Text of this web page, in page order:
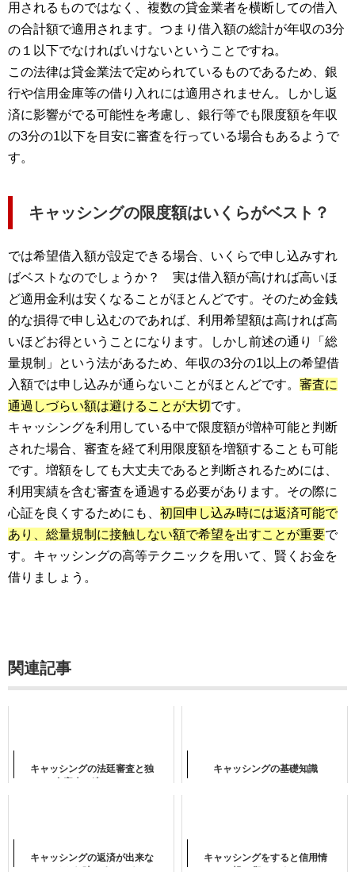
用されるものではなく、複数の貸金業者を横断しての借入
の合計額で適用されます。つまり借入額の総計が年収の3分
の１以下でなければいけないということですね。
この法律は貸金業法で定められているものであるため、銀
行や信用金庫等の借り入れには適用されません。しかし返
済に影響がでる可能性を考慮し、銀行等でも限度額を年収
の3分の1以下を目安に審査を行っている場合もあるようで
す。
キャッシングの限度額はいくらがベスト？
では希望借入額が設定できる場合、いくらで申し込みすれ
ばベストなのでしょうか？ 実は借入額が高ければ高いほ
ど適用金利は安くなることがほとんどです。そのため金銭
的な損得で申し込むのであれば、利用希望額は高ければ高
いほどお得ということになります。しかし前述の通り「総
量規制」という法があるため、年収の3分の1以上の希望借
入額では申し込みが通らないことがほとんどです。 審査に
通過しづらい額は避けることが大切 です。
キャッシングを利用している中で限度額が増枠可能と判断
された場合、審査を経て利用限度額を増額することも可能
です。増額をしても大丈夫であると判断されるためには、
利用実績を含む審査を通過する必要があります。その際に
心証を良くするためにも、 初回申し込み時には返済可能で
あり、総量規制に接触しない額で希望を出すことが重要で
す。キャッシングの高等テクニックを用いて、賢くお金を
借りましょう。
関連記事
キャッシングの法廷審査と独
キャッシングの基礎知識
キャッシングの返済が出来な
キャッシングをすると信用情